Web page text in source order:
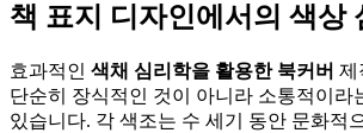
책 표지 디자인에서의 색상
효과적인 색채 심리학을 활용한 북커버 제
단순히 장식적인 것이 아니라 소통적이라
있습니다. 각 색조는 수 세기 동안 문화적